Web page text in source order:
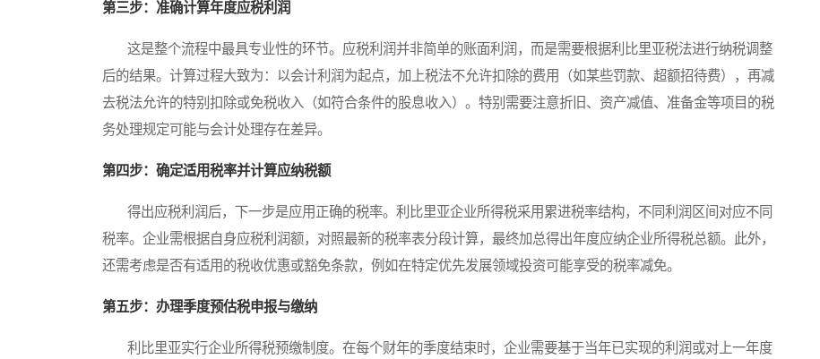
第三步：准确计算年度应税利润
这是整个流程中最具专业性的环节。应税利润并非简单的账面利润，而是需要根据利比里亚税法进行纳税调整
后的结果。计算过程大致为：以会计利润为起点，加上税法不允许扣除的费用（如某些罚款、超额招待费），再减
去税法允许的特别扣除或免税收入（如符合条件的股息收入）。特别需要注意折旧、资产减值、准备金等项目的税
务处理规定可能与会计处理存在差异。
第四步：确定适用税率并计算应纳税额
得出应税利润后，下一步是应用正确的税率。利比里亚企业所得税采用累进税率结构，不同利润区间对应不同
税率。企业需根据自身应税利润额，对照最新的税率表分段计算，最终加总得出年度应纳企业所得税总额。此外，
还需考虑是否有适用的税收优惠或豁免条款，例如在特定优先发展领域投资可能享受的税率减免。
第五步：办理季度预估税申报与缴纳
利比里亚实行企业所得税预缴制度。在每个财年的季度结束时，企业需要基于当年已实现的利润或对上一年度